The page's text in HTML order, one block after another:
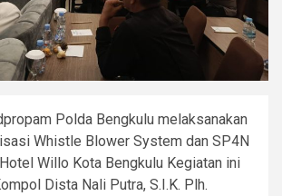
Polda Bengkulu melaksanakan
Whistle Blower System dan SP4N
Willo Kota Bengkulu Kegiatan ini
Dista Nali Putra, S.I.K. Plh.